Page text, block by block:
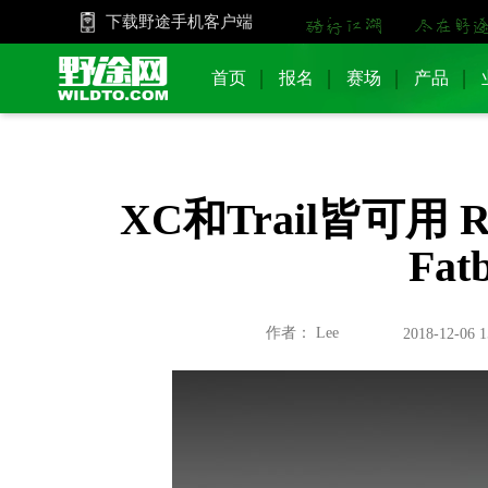
下载野途手机客户端
首页 报名 赛场 产品
XC和Trail皆可用
作者： Lee 2018-12-06